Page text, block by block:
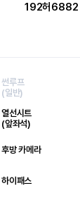
192허6882
썬루프
(일반)
열선시트
(앞좌석)
후방 카메라
하이패스